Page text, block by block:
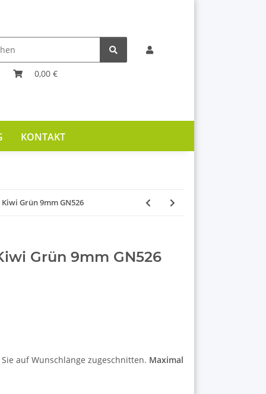
0,00 €
KONTAKT
Grün 9mm GN526
Grün 9mm GN526
auf Wunschlänge zugeschnitten. Maximal